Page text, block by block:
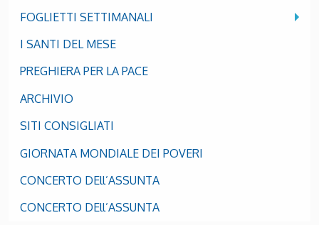
FOGLIETTI SETTIMANALI
I SANTI DEL MESE
PREGHIERA PER LA PACE
ARCHIVIO
SITI CONSIGLIATI
GIORNATA MONDIALE DEI POVERI
CONCERTO DEll’ASSUNTA
CONCERTO DEll’ASSUNTA